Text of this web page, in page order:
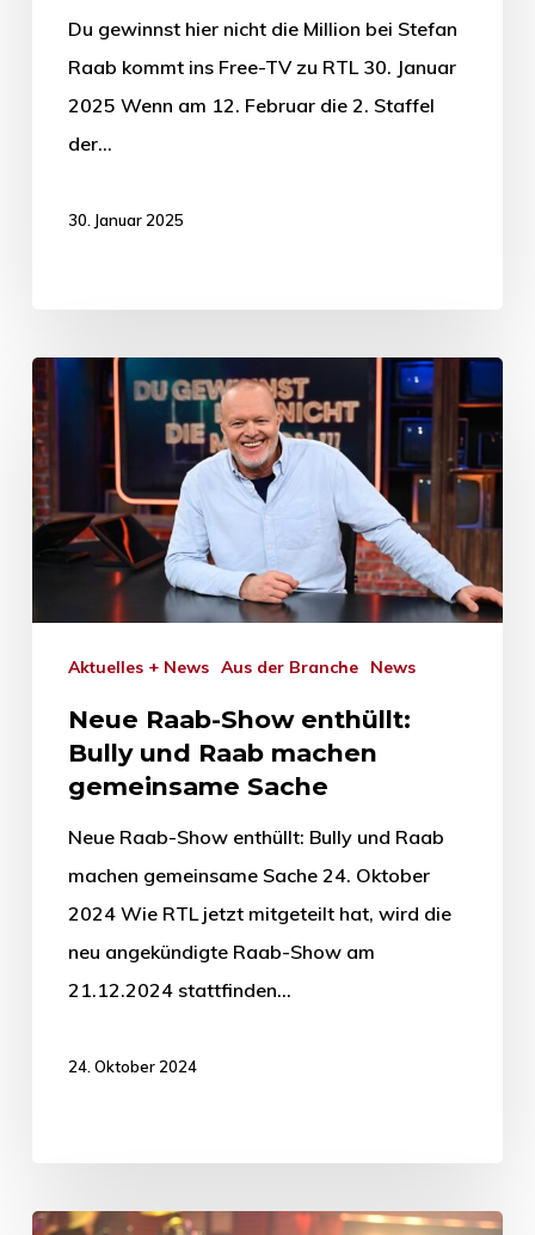
Du gewinnst hier nicht die Million bei Stefan
Raab kommt ins Free-TV zu RTL 30. Januar
2025 Wenn am 12. Februar die 2. Staffel
der…
30. Januar 2025
Aktuelles + News Aus der Branche News
Neue Raab-Show enthüllt:
Bully und Raab machen
gemeinsame Sache
Neue Raab-Show enthüllt: Bully und Raab
machen gemeinsame Sache 24. Oktober
2024 Wie RTL jetzt mitgeteilt hat, wird die
neu angekündigte Raab-Show am
21.12.2024 stattfinden…
24. Oktober 2024